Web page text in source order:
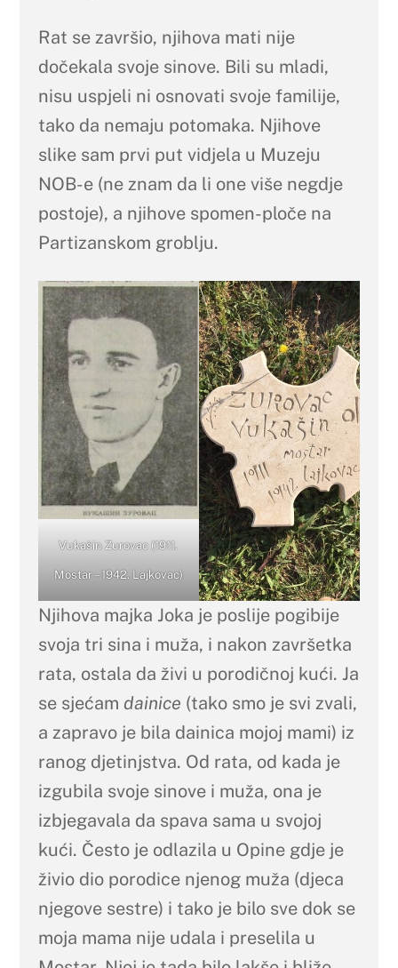
Rat se završio, njihova mati nije
dočekala svoje sinove. Bili su mladi,
nisu uspjeli ni osnovati svoje familije,
tako da nemaju potomaka. Njihove
slike sam prvi put vidjela u Muzeju
NOB-e (ne znam da li one više negdje
postoje), a njihove spomen-ploče na
Partizanskom groblju.
Vukašin Zurovac (1911.
Mostar – 1942. Lajkovac)
Njihova majka Joka je poslije pogibije
svoja tri sina i muža, i nakon završetka
rata, ostala da živi u porodičnoj kući. Ja
se sjećam dainice (tako smo je svi zvali,
a zapravo je bila dainica mojoj mami) iz
ranog djetinjstva. Od rata, od kada je
izgubila svoje sinove i muža, ona je
izbjegavala da spava sama u svojoj
kući. Često je odlazila u Opine gdje je
živio dio porodice njenog muža (djeca
njegove sestre) i tako je bilo sve dok se
moja mama nije udala i preselila u